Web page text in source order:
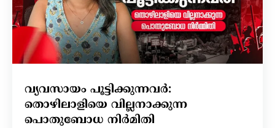
വ്യവസായം പൂട്ടിക്കുന്നവർ:
തൊഴിലാളിയെ വില്ലനാക്കുന്ന
പൊതുബോധ നിർമിതി